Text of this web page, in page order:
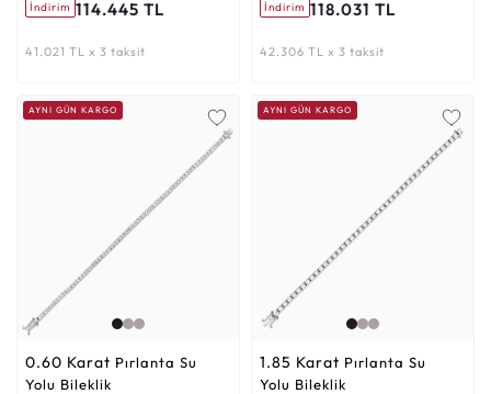
İndirim 114.445 TL
41.021 TL x 3 taksit
İndirim 118.031 TL
42.306 TL x 3 taksit
AYNI GÜN KARGO
0.60 Karat
Yolu Bileklik
AYNI GÜN KARGO
1.85 Karat
Yolu Bileklik